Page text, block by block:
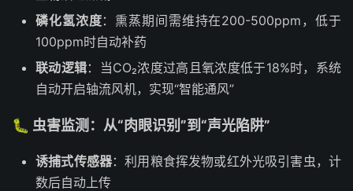
磷化氢浓度：熏蒸期间需维持在200-500ppm，低于
100ppm时自动补药
联动逻辑：当CO₂浓度过高且氧浓度低于18%时，系统
自动开启轴流风机，实现“智能通风”
🐛 虫害监测：从“肉眼识别”到“声光陷阱”
诱捕式传感器：利用粮食挥发物或红外光吸引害虫，计
数后自动上传